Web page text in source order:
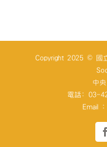
Copyright 2025 © 國
中
電話: 03-
Email :